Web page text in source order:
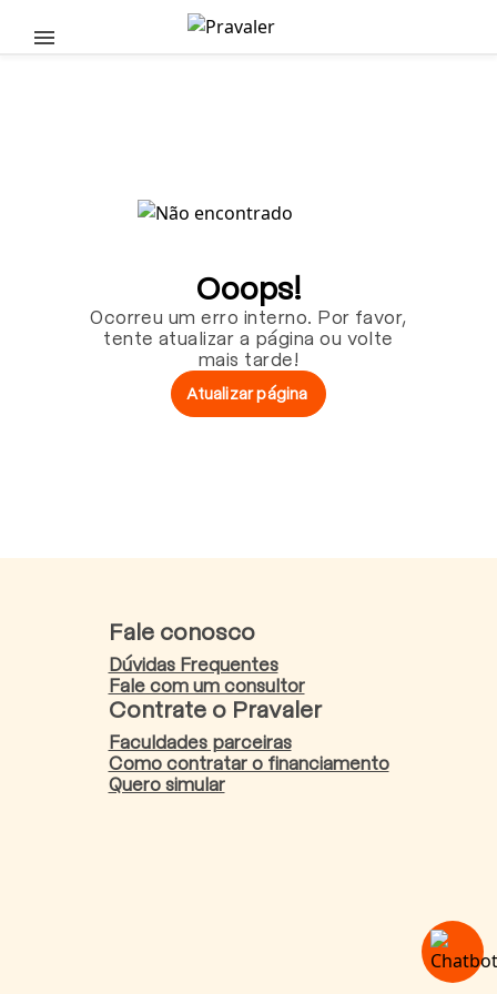
Pular para o conteúdo principal
Ooops!
Ocorreu um erro interno. Por favor,
tente atualizar a página ou volte
mais tarde!
Atualizar página
Fale conosco
Dúvidas Frequentes
Fale com um consultor
Contrate o Pravaler
Faculdades parceiras
Como contratar o financiamento
Quero simular